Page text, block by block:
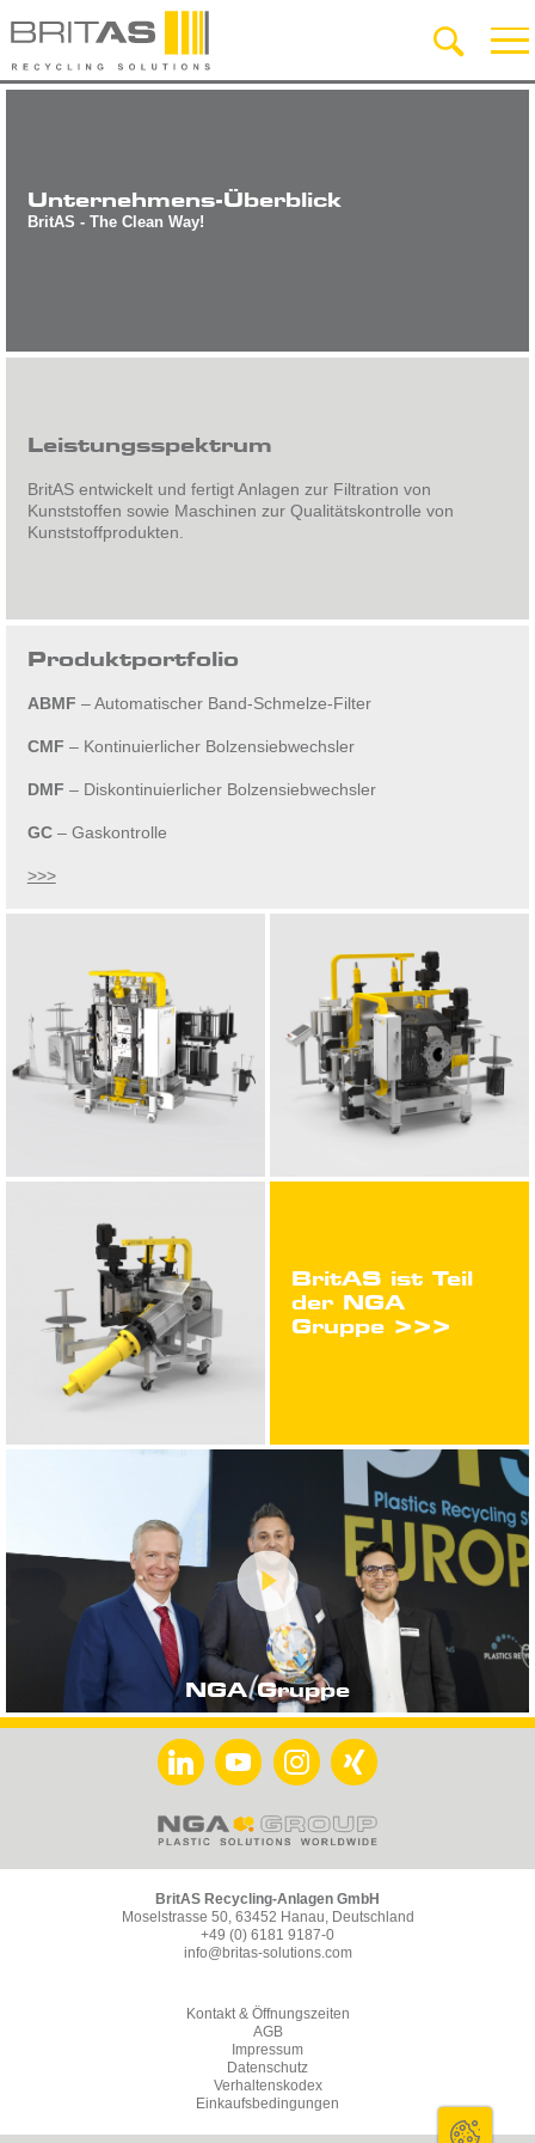
Unternehmens-Überblick
BritAS - The Clean Way!
Leistungsspektrum
BritAS entwickelt und fertigt Anlagen zur Filtration von
Kunststoffen sowie Maschinen zur Qualitätskontrolle von
Kunststoffprodukten.
Produktportfolio
ABMF – Automatischer Band-Schmelze-Filter
CMF – Kontinuierlicher Bolzensiebwechsler
DMF – Diskontinuierlicher Bolzensiebwechsler
GC – Gaskontrolle
>>>
BritAS ist Teil
der NGA
Gruppe >>>
NGA Gruppe
BritAS Recycling-Anlagen GmbH
Moselstrasse 50, 63452 Hanau, Deutschland
+49 (0) 6181 9187-0
info@britas-solutions.com
Kontakt & Öffnungszeiten
AGB
Impressum
Datenschutz
Verhaltenskodex
Einkaufsbedingungen